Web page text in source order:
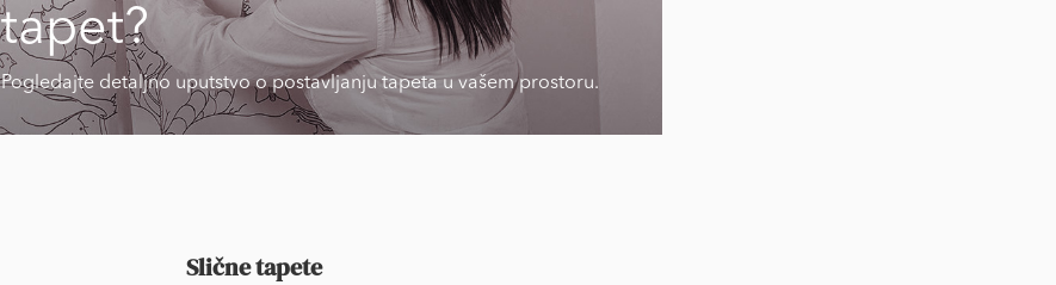
tapet?
Pogledajte detaljno uputstvo o postavljanju tapeta u vašem prostoru.
Slične tapete